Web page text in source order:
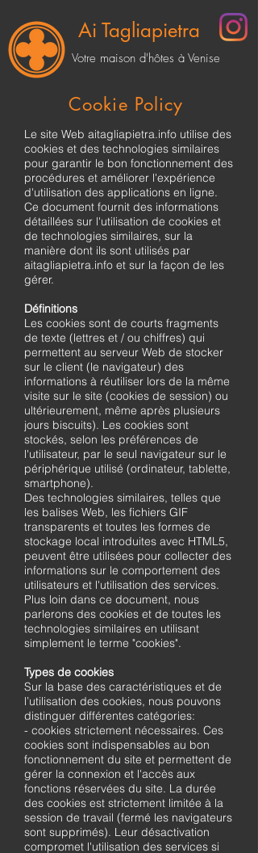
Ai Tagliapietra
Votre maison d'hôtes à Venise
Cookie Policy
Le site Web aitagliapietra.info utilise des
cookies et des technologies similaires
pour garantir le bon fonctionnement des
procédures et améliorer l'expérience
d'utilisation des applications en ligne.
Ce document fournit des informations
détaillées sur l'utilisation de cookies et
de technologies similaires, sur la
manière dont ils sont utilisés par
aitagliapietra.info et sur la façon de les
gérer.
Définitions
Les cookies sont de courts fragments
de texte (lettres et / ou chiffres) qui
permettent au serveur Web de stocker
sur le client (le navigateur) des
informations à réutiliser lors de la même
visite sur le site (cookies de session) ou
ultérieurement, même après plusieurs
jours biscuits). Les cookies sont
stockés, selon les préférences de
l'utilisateur, par le seul navigateur sur le
périphérique utilisé (ordinateur, tablette,
smartphone).
Des technologies similaires, telles que
les balises Web, les fichiers GIF
transparents et toutes les formes de
stockage local introduites avec HTML5,
peuvent être utilisées pour collecter des
informations sur le comportement des
utilisateurs et l'utilisation des services.
Plus loin dans ce document, nous
parlerons des cookies et de toutes les
technologies similaires en utilisant
simplement le terme "cookies".
Types de cookies
Sur la base des caractéristiques et de
l’utilisation des cookies, nous pouvons
distinguer différentes catégories:
- cookies strictement nécessaires. Ces
cookies sont indispensables au bon
fonctionnement du site et permettent de
gérer la connexion et l'accès aux
fonctions réservées du site. La durée
des cookies est strictement limitée à la
session de travail (fermé les navigateurs
sont supprimés). Leur désactivation
compromet l'utilisation des services si